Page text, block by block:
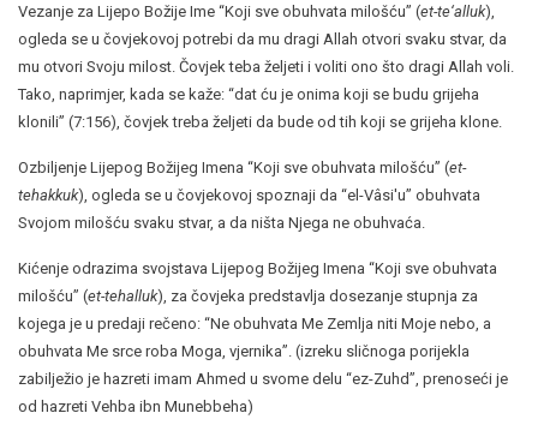
Vezanje za Lijepo Božije Ime “Koji sve obuhvata milošću” (et-te‘alluk),
ogleda se u čovjekovoj potrebi da mu dragi Allah otvori svaku stvar, da
mu otvori Svoju milost. Čovjek teba željeti i voliti ono što dragi Allah voli.
Tako, naprimjer, kada se kaže: “dat ću je onima koji se budu grijeha
klonili” (7:156), čovjek treba željeti da bude od tih koji se grijeha klone.
Ozbiljenje Lijepog Božijeg Imena “Koji sve obuhvata milošću” (et-
tehakkuk), ogleda se u čovjekovoj spoznaji da “el-Vâsi'u” obuhvata
Svojom milošću svaku stvar, a da ništa Njega ne obuhvaća.
Kićenje odrazima svojstava Lijepog Božijeg Imena “Koji sve obuhvata
milošću” (et-tehalluk), za čovjeka predstavlja dosezanje stupnja za
kojega je u predaji rečeno: “Ne obuhvata Me Zemlja niti Moje nebo, a
obuhvata Me srce roba Moga, vjernika”. (izreku sličnoga porijekla
zabilježio je hazreti imam Ahmed u svome delu “ez-Zuhd”, prenoseći je
od hazreti Vehba ibn Munebbeha)